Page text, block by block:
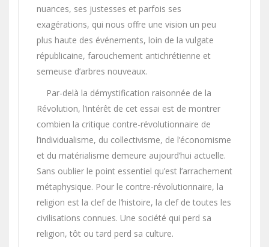
nuances, ses justesses et parfois ses
exagérations, qui nous offre une vision un peu
plus haute des événements, loin de la vulgate
républicaine, farouchement antichrétienne et
semeuse d’arbres nouveaux.
Par-delà la démystification raisonnée de la
Révolution, l’intérêt de cet essai est de montrer
combien la critique contre-révolutionnaire de
l’individualisme, du collectivisme, de l’économisme
et du matérialisme demeure aujourd’hui actuelle.
Sans oublier le point essentiel qu’est l’arrachement
métaphysique. Pour le contre-révolutionnaire, la
religion est la clef de l’histoire, la clef de toutes les
civilisations connues. Une société qui perd sa
religion, tôt ou tard perd sa culture.